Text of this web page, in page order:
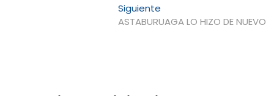
SiguienteEntrada
siguiente:
ASTABURUAGA LO HIZO DE NUEVO